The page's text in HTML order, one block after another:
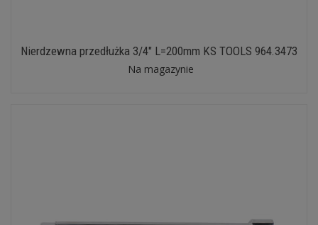
Nierdzewna przedłużka 3/4" L=200mm KS TOOLS 964.3473
Na magazynie